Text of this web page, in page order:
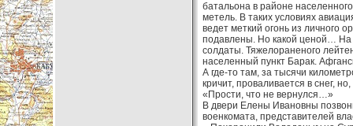
батальона в районе
метель. В таких условиях
ведет меткий огонь из личного
подавлены. Но какой ценой… На
солдаты. Тяжелораненого
населенный пункт Барак.
А где-то там, за тысячи
кричит, проваливается в снег,
«Прости, что не вернулся…»
В двери Елены Ивановны
военкомата, представителей